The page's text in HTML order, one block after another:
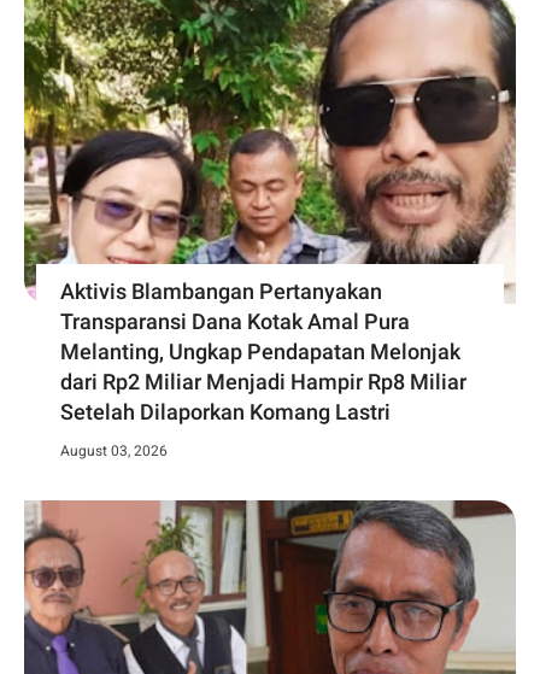
Aktivis Blambangan Pertanyakan
Transparansi Dana Kotak Amal Pura
Melanting, Ungkap Pendapatan Melonjak
dari Rp2 Miliar Menjadi Hampir Rp8 Miliar
Setelah Dilaporkan Komang Lastri
August 03, 2026